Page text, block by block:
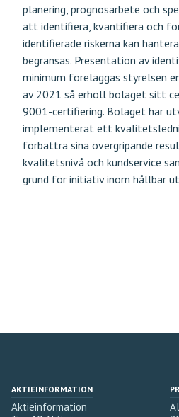
planering, prognosarbete och
att identifiera, kvantifiera och
identifierade riskerna kan
begränsas. Presentation av
minimum föreläggas styrelsen
av 2021 så erhöll bolaget sitt
9001-certifiering. Bolaget har
implementerat ett
förbättra sina övergripande
kvalitetsnivå och kundservice
grund för initiativ inom hållbar
AKTIEINFORMATION
Aktieinformation